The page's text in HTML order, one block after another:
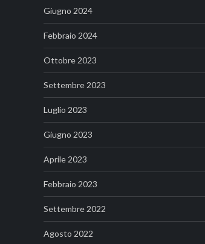
Giugno 2024
Febbraio 2024
Ottobre 2023
Settembre 2023
Luglio 2023
Giugno 2023
Aprile 2023
Febbraio 2023
Settembre 2022
Agosto 2022